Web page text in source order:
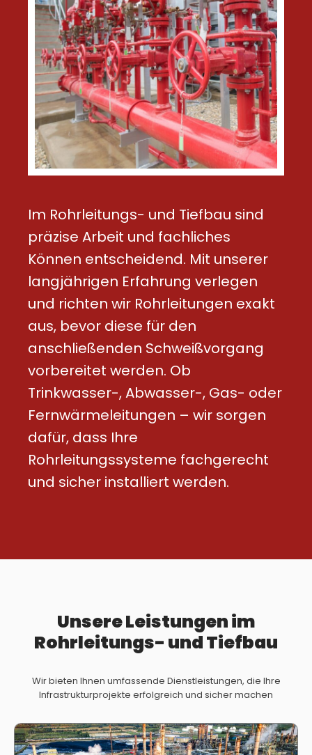
Im Rohrleitungs- und Tiefbau sind
präzise Arbeit und fachliches
Können entscheidend. Mit unserer
langjährigen Erfahrung verlegen
und richten wir Rohrleitungen exakt
aus, bevor diese für den
anschließenden Schweißvorgang
vorbereitet werden. Ob
Trinkwasser-, Abwasser-, Gas- oder
Fernwärmeleitungen – wir sorgen
dafür, dass Ihre
Rohrleitungssysteme fachgerecht
und sicher installiert werden.
Unsere Leistungen im
Rohrleitungs- und Tiefbau
Wir bieten Ihnen umfassende Dienstleistungen, die Ihre
Infrastrukturprojekte erfolgreich und sicher machen